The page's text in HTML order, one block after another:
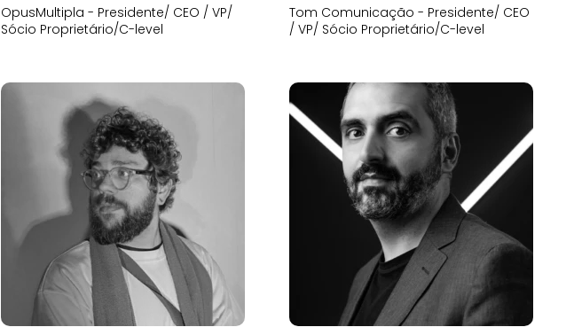
OpusMultipla - Presidente/ CEO / VP/
Sócio Proprietário/C-level
Tom Comunicação - Presidente/ CEO
/ VP/ Sócio Proprietário/C-level